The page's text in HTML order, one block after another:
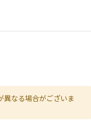
異なる場合がございま